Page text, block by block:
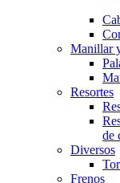
Manillar
Resortes
de
Diversos
Frenos